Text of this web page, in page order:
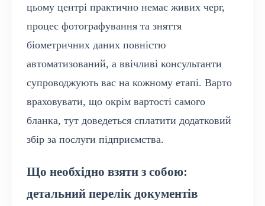
цьому центрі практично немає живих черг,
процес фотографування та зняття
біометричних даних повністю
автоматизований, а ввічливі консультанти
супроводжують вас на кожному етапі. Варто
враховувати, що окрім вартості самого
бланка, тут доведеться сплатити додатковий
збір за послуги підприємства.
Що необхідно взяти з собою:
детальний перелік документів